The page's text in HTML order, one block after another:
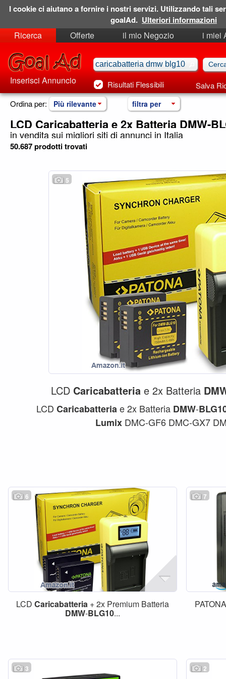
Ricerca Offerte il mio Negozio
i miei
Risultati Flessibili Salva
Inserisci Annuncio
Ordina per: Più rilevante filtra per
LCD Caricabatteria e 2x Batteria DMW-
in vendita sui migliori siti di annunci in Italia
50.687 prodotti trovati
5
LCD Caricabatteriae 2x Batteria
LCDCaricabatteriae 2x Batteria DMW-
LumixDMC-GF6 DMC-GX7
6
LCD Caricabatteria+ 2x Premium Batteria
DMW-BLG10...
7
3 2
I cookie ci aiutano a fornire i nostri servizi. Utilizzando tali
goalAd. Ulteriori informazioni